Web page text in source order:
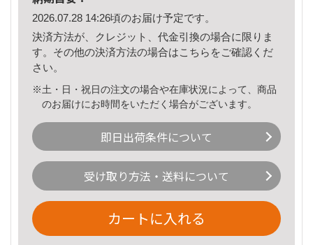
2026.07.28 14:26頃のお届け予定です。
決済方法が、クレジット、代金引換の場合に限りま
す。その他の決済方法の場合はこちら をご確認くだ
さい。
※土・日・祝日の注文の場合や在庫状況によって、商品
のお届けにお時間をいただく場合がございます。
即日出荷条件について
受け取り方法・送料について
カートに入れる